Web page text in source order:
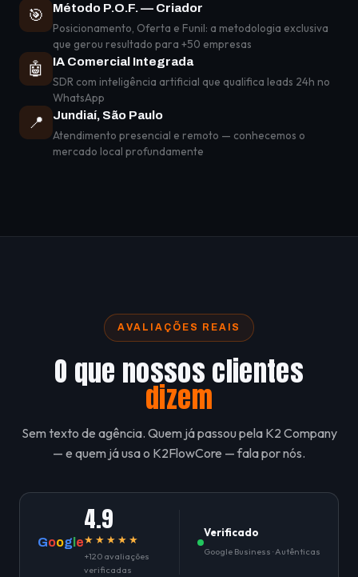
🎯 Método P.O.F. — Criador
Posicionamento, Oferta e Funil: a metodologia exclusiva
que gerou resultado para +50 empresas
🤖 IA Comercial Integrada
SDR com inteligência artificial que qualifica leads 24h no
WhatsApp
📍 Jundiaí, São Paulo
Atendimento presencial e remoto — conhecemos o
mercado local profundamente
AVALIAÇÕES REAIS
O que nossos clientes
dizem
Sem texto de agência. Quem já passou pela K2 Company
— e quem já usa o K2FlowCore — fala por nós.
Goog e
4.9
★★★★★
+120 avaliações
verificadas
Verificado
Google Business · Autênticas